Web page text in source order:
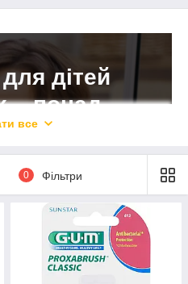
дітей
– понад
щіток в
BIO
Curaprox для
дихання.
ціною
по Україні.
все
0 Фільтри